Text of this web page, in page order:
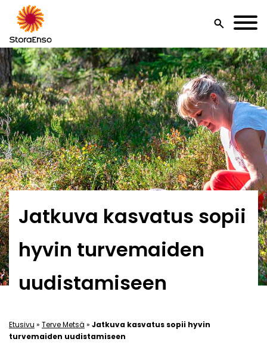
search
Jatkuva kasvatus sopii
hyvin turvemaiden
uudistamiseen
Etusivu » Terve Metsä » Jatkuva kasvatus sopii hyvin
turvemaiden uudistamiseen